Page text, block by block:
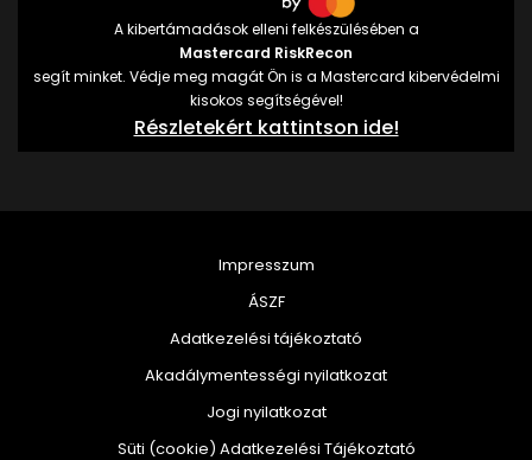
A kibertámadások elleni felkészülésében a
Mastercard RiskRecon
segít minket. Védje meg magát Ön is a Mastercard kibervédelmi
kisokos segítségével!
Részletekért kattintson ide!
Impresszum
ÁSZF
Adatkezelési tájékoztató
Akadálymentességi nyilatkozat
Jogi nyilatkozat
Süti (cookie) Adatkezelési Tájékoztató